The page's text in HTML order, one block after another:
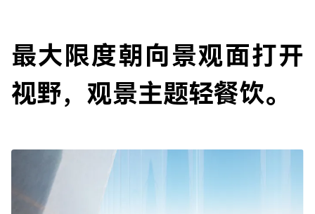
最大限度朝向景观面打开
视野，观景主题轻餐饮。